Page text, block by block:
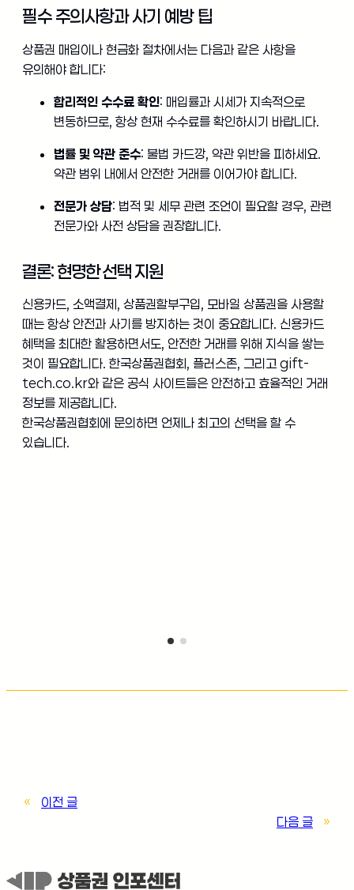
필수 주의사항과 사기 예방 팁
상품권 매입이나 현금화 절차에서는 다음과 같은 사항을
유의해야 합니다:
합리적인 수수료 확인: 매입률과 시세가 지속적으로
변동하므로, 항상 현재 수수료를 확인하시기 바랍니다.
법률 및 약관 준수: 불법 카드깡, 약관 위반을 피하세요.
약관 범위 내에서 안전한 거래를 이어가야 합니다.
전문가 상담: 법적 및 세무 관련 조언이 필요할 경우, 관련
전문가와 사전 상담을 권장합니다.
결론: 현명한 선택 지원
신용카드, 소액결제, 상품권할부구입, 모바일 상품권을 사용할
때는 항상 안전과 사기를 방지하는 것이 중요합니다. 신용카드
혜택을 최대한 활용하면서도, 안전한 거래를 위해 지식을 쌓는
것이 필요합니다. 한국상품권협회, 플러스존, 그리고 gift-
tech.co.kr와 같은 공식 사이트들은 안전하고 효율적인 거래
정보를 제공합니다.
한국상품권협회에 문의하면 언제나 최고의 선택을 할 수
있습니다.
«
이전 글
다음 글
»